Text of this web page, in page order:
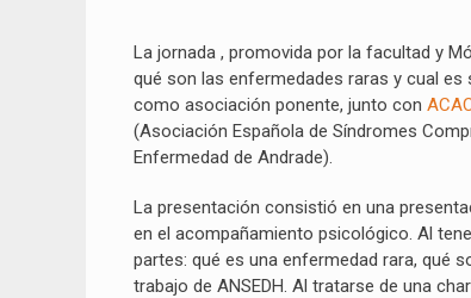
La jornada , promovida por la facultad y
qué son las enfermedades raras y cual
como asociación ponente, junto con
(Asociación Española de Síndromes
Enfermedad de Andrade).
La presentación consistió en una
en el acompañamiento psicológico. Al
partes: qué es una enfermedad rara, qué
trabajo de ANSEDH. Al tratarse de una